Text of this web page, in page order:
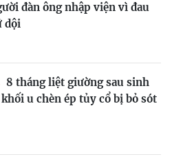
đàn ông nhập viện vì đau
dội
8 tháng liệt giường sau sinh
u chèn ép tủy cổ bị bỏ sót